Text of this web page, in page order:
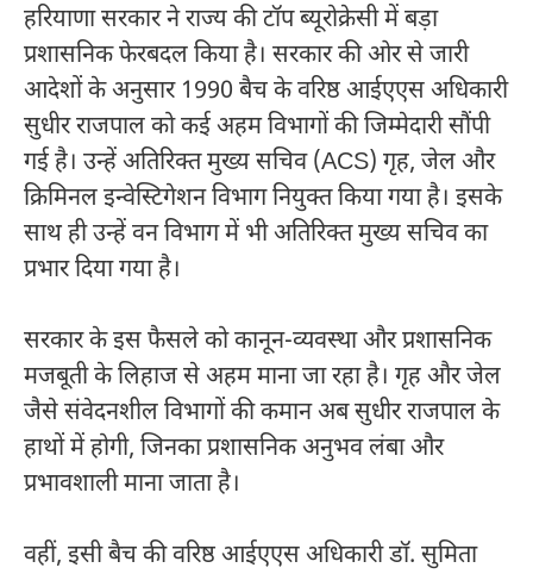
हरियाणा सरकार ने राज्य की टॉप ब्यूरोक्रेसी में बड़ा
प्रशासनिक फेरबदल किया है। सरकार की ओर से जारी
आदेशों के अनुसार 1990 बैच के वरिष्ठ आईएएस अधिकारी
सुधीर राजपाल को कई अहम विभागों की जिम्मेदारी सौंपी
गई है। उन्हें अतिरिक्त मुख्य सचिव (ACS) गृह, जेल और
क्रिमिनल इन्वेस्टिगेशन विभाग नियुक्त किया गया है। इसके
साथ ही उन्हें वन विभाग में भी अतिरिक्त मुख्य सचिव का
प्रभार दिया गया है।
सरकार के इस फैसले को कानून-व्यवस्था और प्रशासनिक
मजबूती के लिहाज से अहम माना जा रहा है। गृह और जेल
जैसे संवेदनशील विभागों की कमान अब सुधीर राजपाल के
हाथों में होगी, जिनका प्रशासनिक अनुभव लंबा और
प्रभावशाली माना जाता है।
वहीं, इसी बैच की वरिष्ठ आईएएस अधिकारी डॉ. सुमिता